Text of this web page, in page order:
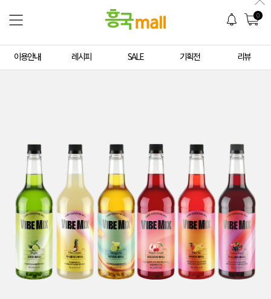
0
이용안내 레시피 SALE 기획전 리뷰